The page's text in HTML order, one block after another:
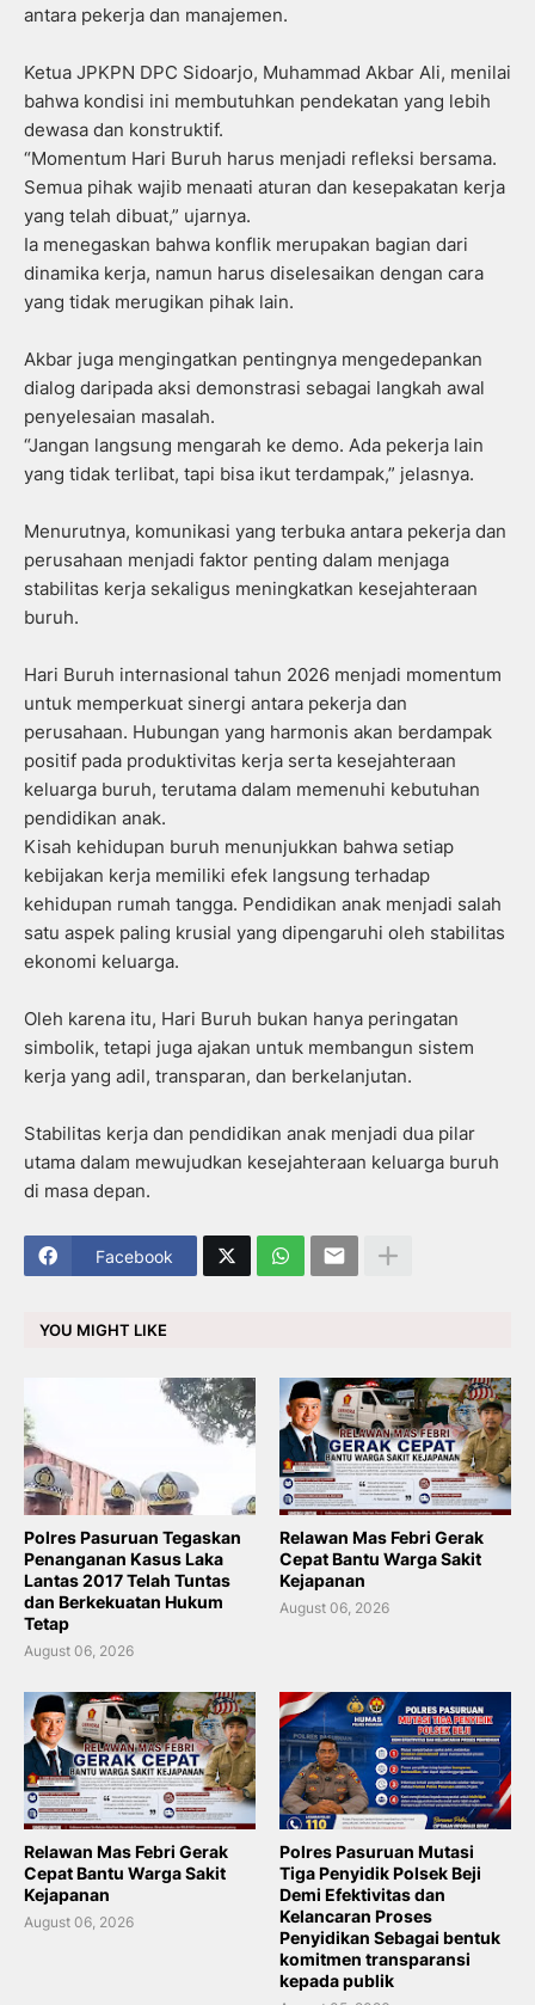
antara pekerja dan manajemen.
Ketua JPKPN DPC Sidoarjo, Muhammad Akbar Ali, menilai
bahwa kondisi ini membutuhkan pendekatan yang lebih
dewasa dan konstruktif.
“Momentum Hari Buruh harus menjadi refleksi bersama.
Semua pihak wajib menaati aturan dan kesepakatan kerja
yang telah dibuat,” ujarnya.
Ia menegaskan bahwa konflik merupakan bagian dari
dinamika kerja, namun harus diselesaikan dengan cara
yang tidak merugikan pihak lain.
Akbar juga mengingatkan pentingnya mengedepankan
dialog daripada aksi demonstrasi sebagai langkah awal
penyelesaian masalah.
“Jangan langsung mengarah ke demo. Ada pekerja lain
yang tidak terlibat, tapi bisa ikut terdampak,” jelasnya.
Menurutnya, komunikasi yang terbuka antara pekerja dan
perusahaan menjadi faktor penting dalam menjaga
stabilitas kerja sekaligus meningkatkan kesejahteraan
buruh.
Hari Buruh internasional tahun 2026 menjadi momentum
untuk memperkuat sinergi antara pekerja dan
perusahaan. Hubungan yang harmonis akan berdampak
positif pada produktivitas kerja serta kesejahteraan
keluarga buruh, terutama dalam memenuhi kebutuhan
pendidikan anak.
Kisah kehidupan buruh menunjukkan bahwa setiap
kebijakan kerja memiliki efek langsung terhadap
kehidupan rumah tangga. Pendidikan anak menjadi salah
satu aspek paling krusial yang dipengaruhi oleh stabilitas
ekonomi keluarga.
Oleh karena itu, Hari Buruh bukan hanya peringatan
simbolik, tetapi juga ajakan untuk membangun sistem
kerja yang adil, transparan, dan berkelanjutan.
Stabilitas kerja dan pendidikan anak menjadi dua pilar
utama dalam mewujudkan kesejahteraan keluarga buruh
di masa depan.
Facebook
YOU MIGHT LIKE
Polres Pasuruan Tegaskan
Penanganan Kasus Laka
Lantas 2017 Telah Tuntas
dan Berkekuatan Hukum
Tetap
August 06, 2026
Relawan Mas Febri Gerak
Cepat Bantu Warga Sakit
Kejapanan
August 06, 2026
Relawan Mas Febri Gerak
Cepat Bantu Warga Sakit
Kejapanan
August 06, 2026
Polres Pasuruan Mutasi
Tiga Penyidik Polsek Beji
Demi Efektivitas dan
Kelancaran Proses
Penyidikan Sebagai bentuk
komitmen transparansi
kepada publik